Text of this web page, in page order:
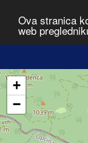
Ova stranica
web
+
−